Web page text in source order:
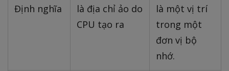
Định nghĩa
là địa chỉ ảo do
CPU tạo ra
là một vị trí
trong một
đơn vị bộ
nhớ.